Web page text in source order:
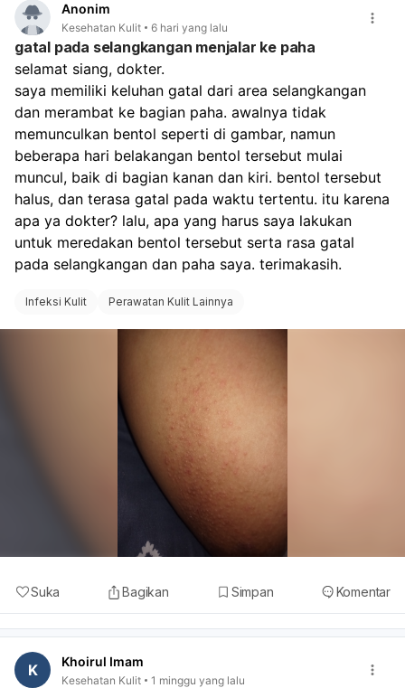
Anonim
Kesehatan Kulit 6 hari yang lalu
gatal pada selangkangan menjalar ke paha
selamat siang, dokter.
saya memiliki keluhan gatal dari area selangkangan
dan merambat ke bagian paha. awalnya tidak
memunculkan bentol seperti di gambar, namun
beberapa hari belakangan bentol tersebut mulai
muncul, baik di bagian kanan dan kiri. bentol tersebut
halus, dan terasa gatal pada waktu tertentu. itu karena
apa ya dokter? lalu, apa yang harus saya lakukan
untuk meredakan bentol tersebut serta rasa gatal
pada selangkangan dan paha saya. terimakasih.
Infeksi Kulit Perawatan Kulit Lainnya
Suka Bagikan Simpan Komentar
K Khoirul Imam
Kesehatan Kulit 1 minggu yang lalu